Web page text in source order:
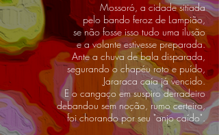
Mossoró, a cidade sitiada
pelo bando feroz de Lampião,
se não fosse isso tudo uma ilusão
e a volante estivesse preparada.
Ante a chuva de bala disparada,
segurando o chapéu roto e puído,
Jararaca caía já vencido.
E o cangaço em suspiro derradeiro
debandou sem noção, rumo certeiro,
foi chorando por seu "anjo caído".